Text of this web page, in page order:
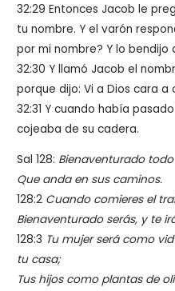
32:29 Entonces Jacob le
tu nombre. Y el varón
por mi nombre? Y lo bendijo
32:30 Y llamó Jacob el
porque dijo: Vi a Dios cara
32:31 Y cuando había
cojeaba de su cadera.
Sal 128: Bienaventurado
Que anda en sus caminos.
128:2 Cuando comieres el
Bienaventurado serás, y te
128:3 Tu mujer será como
tu casa;
Tus hijos como plantas de